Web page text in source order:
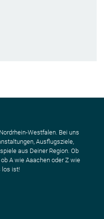
Westfalen. Bei uns
Ausflugsziele,
aus Deiner Region. Ob
A wie Aaachen oder Z wie
los ist!